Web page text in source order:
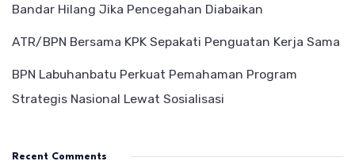
Bandar Hilang Jika Pencegahan Diabaikan
ATR/BPN Bersama KPK Sepakati Penguatan Kerja Sama
BPN Labuhanbatu Perkuat Pemahaman Program
Strategis Nasional Lewat Sosialisasi
Recent Comments